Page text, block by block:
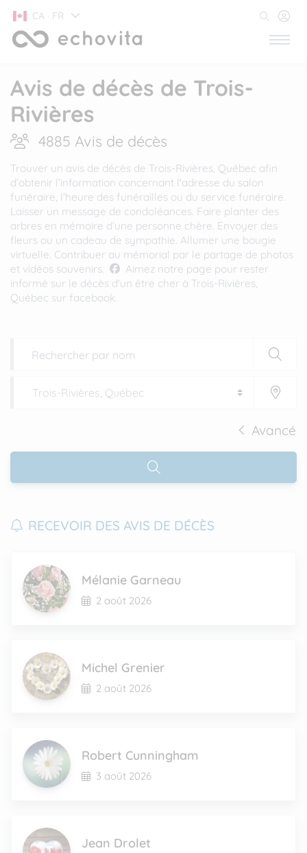
CA · FR
Avis de décès de Trois-
Rivières
4885 Avis de décès
Trouver un avis de décès de Trois-Rivières, Québec afin
d’obtenir l’information concernant l'adresse du salon
funéraire, l'heure des funérailles ou du service funéraire.
Laisser un message de condoléances. Faire planter des
arbres en mémoire d’une personne chère. Envoyer des
fleurs ou un cadeau de sympathie. Allumer une bougie
virtuelle. Contribuer au mémorial par le partage de photos
et vidéos souvenirs.
Aimez notre page pour rester
informé sur le décès d'un être cher à Trois-Rivières,
Québec sur facebook.
Avancé
RECEVOIR DES AVIS DE DÉCÈS
Mélanie Garneau
2 août 2026
Michel Grenier
2 août 2026
Robert Cunningham
3 août 2026
Jean Drolet